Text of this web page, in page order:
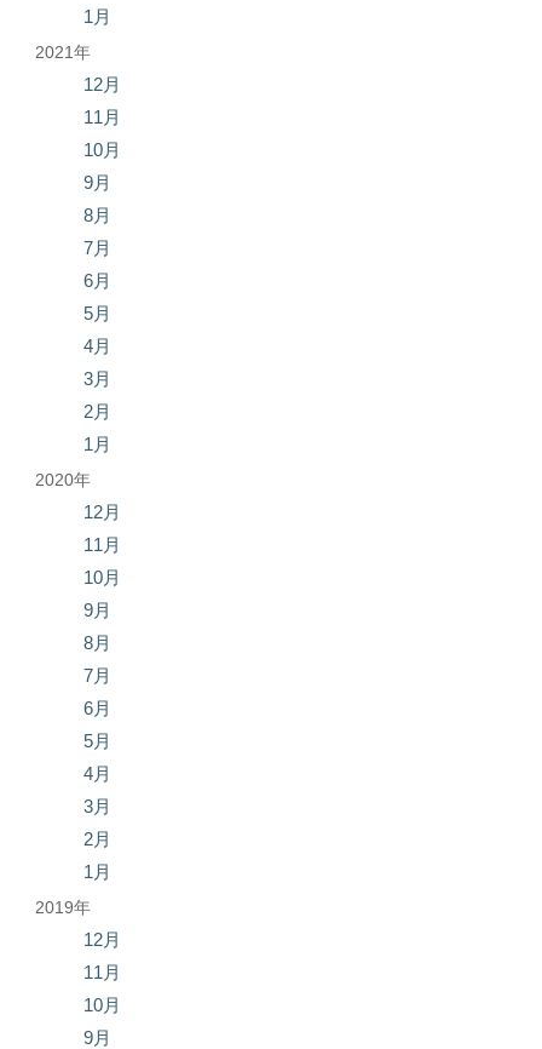
1月
2021年
12月
11月
10月
9月
8月
7月
6月
5月
4月
3月
2月
1月
2020年
12月
11月
10月
9月
8月
7月
6月
5月
4月
3月
2月
1月
2019年
12月
11月
10月
9月